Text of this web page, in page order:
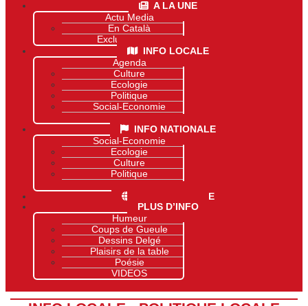
A LA UNE
Actu Media
En Català
Exclusivité Site
INFO LOCALE
Agenda
Culture
Ecologie
Politique
Social-Economie
INFO NATIONALE
Social-Economie
Ecologie
Culture
Politique
INFO MONDIALE
PLUS D’INFO
Humeur
Coups de Gueule
Dessins Delgé
Plaisirs de la table
Poésie
VIDEOS